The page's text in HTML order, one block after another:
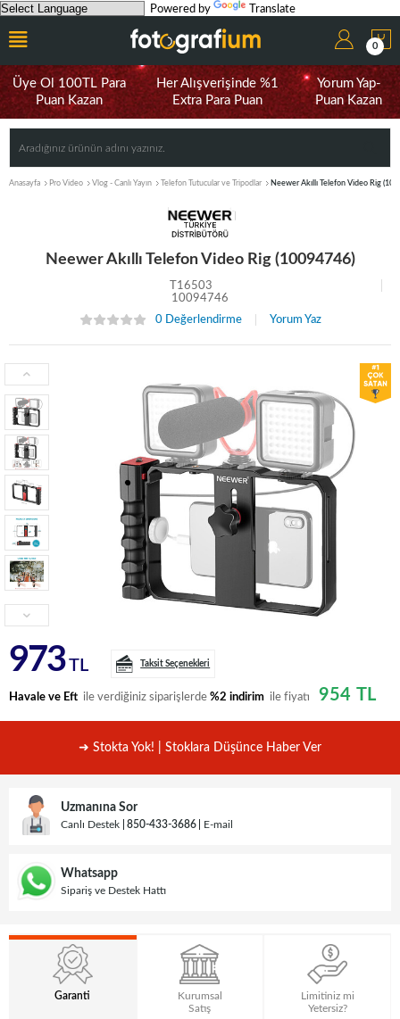
Powered by Translate
0
Üye Ol 100TL Para
Puan Kazan
Her Alışverişinde %1
Extra Para Puan
Yorum Yap-
Puan Kazan
Anasayfa Pro Video Vlog - Canlı Yayın Telefon Tutucular ve Tripodlar Neewer Akıllı Telefon Video Rig
Neewer Akıllı Telefon Video Rig (10094746)
T16503
10094746
0 Değerlendirme
Yorum Yaz
973TL Taksit Seçenekleri
Havale ve Eft ile verdiğiniz siparişlerde %2 indirim ile fiyatı 954 TL
➜ Stokta Yok! | Stoklara Düşünce Haber Ver
Uzmanına Sor
Canlı Destek 850-433-3686 E-mail
Whatsapp
Sipariş ve Destek Hattı
Garanti
Kurumsal
Satış
Limitiniz mi
Yetersiz?